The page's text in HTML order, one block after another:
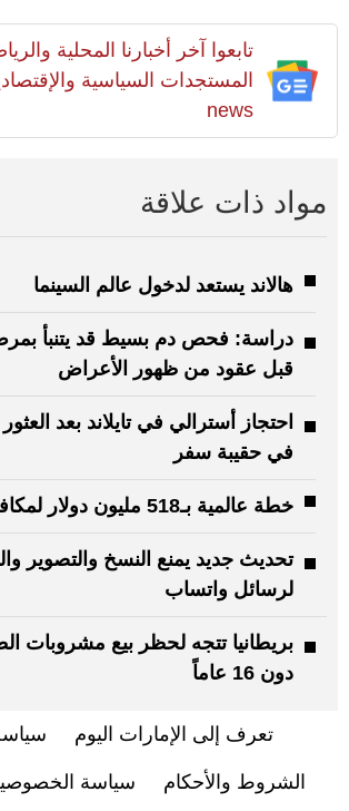
تابعوا آخر أخبارنا المحلية
news
مواد ذات علاقة
هالاند يستعد لدخول عالم السينما
دراسة: فحص دم بسيط قد يتنبأ
قبل عقود من ظهور الأعراض
احتجاز أسترالي في تايلاند بعد
في حقيبة سفر
خطة عالمية بـ518 مليون دولار لمكافحة إيبولا
تحديث جديد يمنع النسخ والتصوير
لرسائل واتساب
بريطانيا تتجه لحظر بيع مشروبات
دون 16 عاماً
تعرف إلى الإمارات اليوم
الشروط والأحكام سياسة